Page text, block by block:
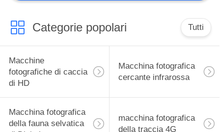
Macchina
fotografica della
traccia di GPS
27
Categorie popolari Tutti
Macchine
fotografiche di caccia
di HD
Macchina fotografica
cercante infrarossa
Macchina fotografica
della fauna selvatica
macchina fotografica
della traccia 4G